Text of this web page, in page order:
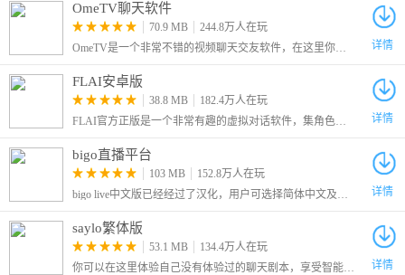
OmeTV聊天软件
70.9 MB
244.8万人在玩
OmeTV是一个非常不错的视频聊天交友软件，在这里你可以随机匹配到全球各地的网友，让你们开始一段视频聊天。
详情
FLAI安卓版
38.8 MB
182.4万人在玩
FLAI官方正版是一个非常有趣的虚拟对话软件，集角色扮演、情景制作、人设设置还有虚拟互交等功能为一体，聊天过程支持文本和语音输入，用户还可设置专属角色
详情
bigo直播平台
103 MB
152.8万人在玩
bigo live中文版已经经过了汉化，用户可选择简体中文及繁体中文两种界面，拥有海量主播可在线互动，包含游戏直播及舞蹈唱歌等各种类型。
详情
saylo繁体版
53.1 MB
134.4万人在玩
你可以在这里体验自己没有体验过的聊天剧本，享受智能模型带给你的话剧，软件会根据你的描述内容自动生成回复，回复内容会完全贴合角色本身，喜欢话剧表演和AI互动的小伙伴们，千万不要错过哦！
详情